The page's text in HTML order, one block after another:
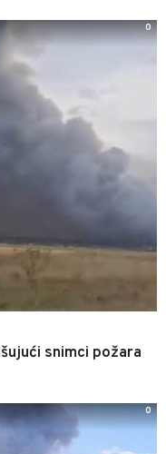
snimci požara
0
0